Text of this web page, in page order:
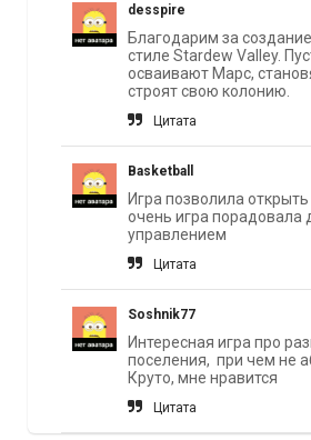
desspire
Благодарим за
стиле Stardew Valley.
осваивают Марс,
строят свою колонию.
Цитата
Basketball
Игра позволила
очень игра порадовала
управлением
Цитата
Soshnik77
Интересная игра про
поселения, при чем не
Круто, мне нравится
Цитата